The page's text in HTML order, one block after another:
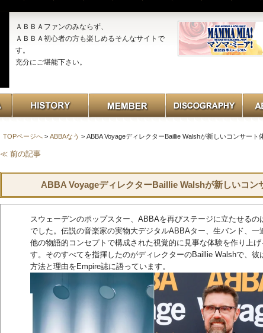
ＡＢＢＡファンのみならず、
ＡＢＢＡ初心者の方も楽しめるそんなサイトで
す。
充分にご堪能下さい。
TOPページへ > ABBAなう > ABBA VoyageディレクターBaillie Walshが新しいコンサート
≪ 前の記事
ABBA VoyageディレクターBaillie Walshが新しいコン
スウェーデンのポップスター、ABBAを再びステージに立たせるの
でした。伝説の音楽家の実物大デジタルABBAター、生バンド、一
他の物語的コンセプトで構成された視覚的に見事な体験を作り上
す。そのすべてを指揮したのがディレクターのBaillie Walshで、
方法と理由をEmpire誌に語っています。